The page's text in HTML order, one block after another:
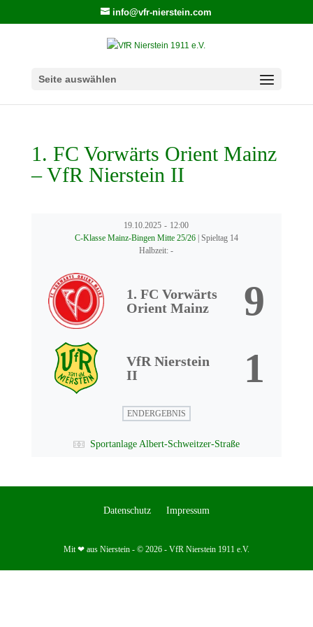
info@vfr-nierstein.com
Seite auswählen
1. FC Vorwärts Orient Mainz
– VfR Nierstein II
19.10.2025 - 12:00
C-Klasse Mainz-Bingen Mitte 25/26 | Spieltag 14
Halbzeit: -
1. FC Vorwärts
Orient Mainz
9
VfR Nierstein
II
1
ENDERGEBNIS
Sportanlage Albert-Schweitzer-Straße
Datenschutz Impressum
Mit ❤ aus Nierstein - © 2026 - VfR Nierstein 1911 e.V.